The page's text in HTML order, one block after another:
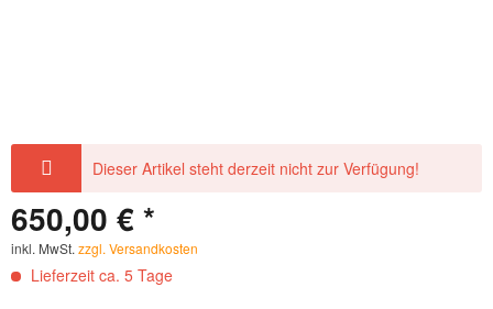
Dieser Artikel steht derzeit nicht zur Verfügung!
650,00 € *
inkl. MwSt. zzgl. Versandkosten
Lieferzeit ca. 5 Tage